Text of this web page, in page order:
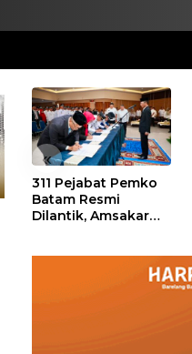
«
311 Pejabat Pemko
Batam Resmi
Dilantik, Amsakar